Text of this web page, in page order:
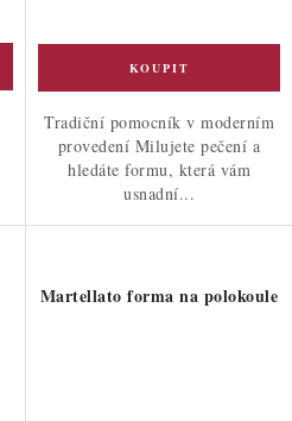
Tradiční pomocník v moderním
provedení Milujete pečení a
hledáte formu, která vám
usnadní...
Martellato forma na polokoule